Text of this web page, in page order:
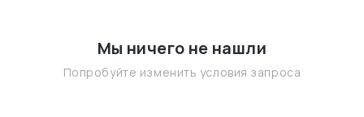
Мы ничего не нашли
Попробуйте изменить условия запроса